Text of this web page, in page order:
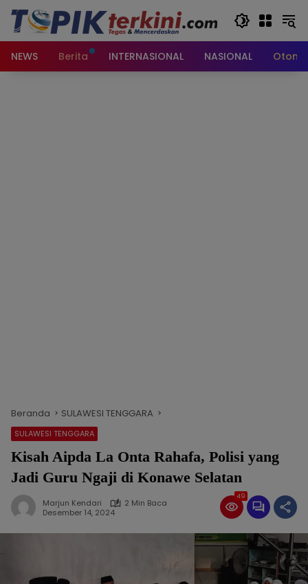
Langsung
konten
NEWS
Berita INTERNASIONAL NASIONAL
Beranda SULAWESI TENGGARA
SULAWESI TENGGARA
Kisah Aipda La Onta Rahafa, Polisi yang
Jadi Guru Ngaji di Konawe Selatan
Marjun Kendari
2 Min Baca
Desember 14, 2024
49